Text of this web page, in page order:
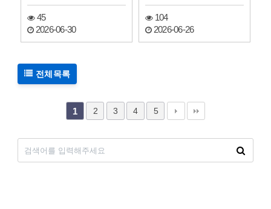
45
2026-06-30
104
2026-06-26
전체목록
1 2 3 4 5